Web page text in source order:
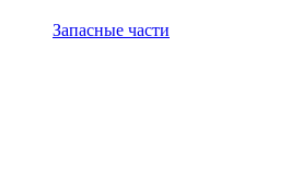
Запасные части